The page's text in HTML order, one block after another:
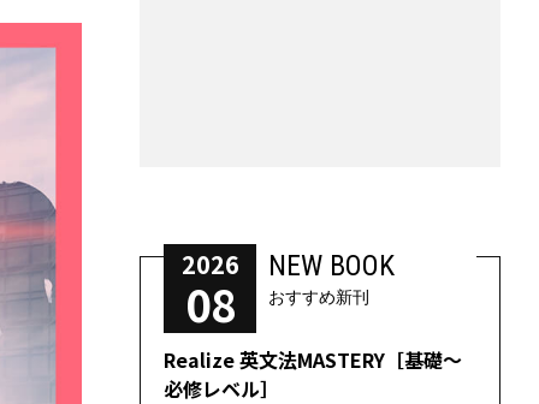
2026
08
NEW BOOK
おすすめ新刊
Realize 英文法MASTERY［基礎～
必修レベル］